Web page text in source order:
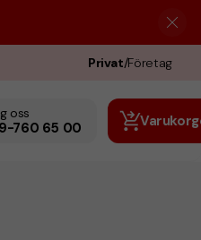
Privat/Företag
oss
760 65 00